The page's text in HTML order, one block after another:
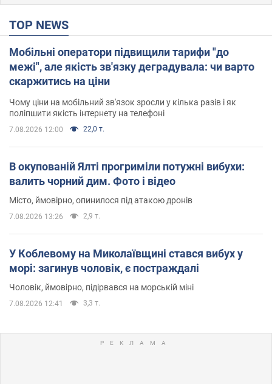
TOP NEWS
Мобільні оператори підвищили тарифи "до
межі", але якість зв'язку деградувала: чи варто
скаржитись на ціни
Чому ціни на мобільний зв'язок зросли у кілька разів і як
поліпшити якість інтернету на телефоні
7.08.2026 12:00 22,0 т.
В окупованій Ялті прогриміли потужні вибухи:
валить чорний дим. Фото і відео
Місто, ймовірно, опинилося під атакою дронів
7.08.2026 13:26 2,9 т.
У Коблевому на Миколаївщині стався вибух у
морі: загинув чоловік, є постраждалі
Чоловік, ймовірно, підірвався на морській міні
7.08.2026 12:41 3,3 т.